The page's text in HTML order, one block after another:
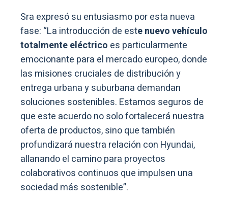
Sra expresó su entusiasmo por esta nueva
fase: “La introducción de este nuevo vehículo
totalmente eléctrico es particularmente
emocionante para el mercado europeo, donde
las misiones cruciales de distribución y
entrega urbana y suburbana demandan
soluciones sostenibles. Estamos seguros de
que este acuerdo no solo fortalecerá nuestra
oferta de productos, sino que también
profundizará nuestra relación con Hyundai,
allanando el camino para proyectos
colaborativos continuos que impulsen una
sociedad más sostenible”.